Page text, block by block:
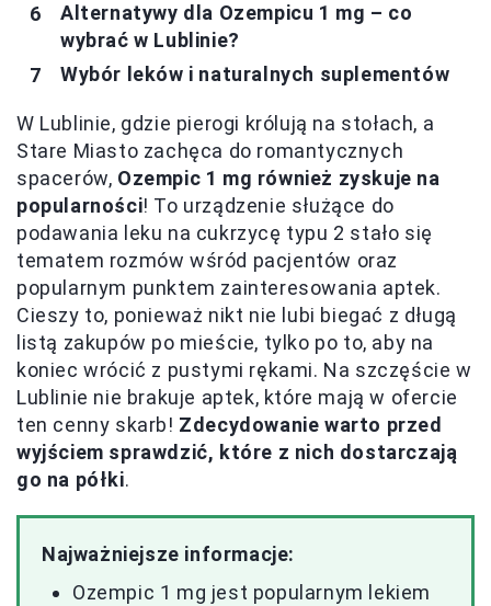
Alternatywy dla Ozempicu 1 mg – co
wybrać w Lublinie?
Wybór leków i naturalnych suplementów
W Lublinie, gdzie pierogi królują na stołach, a
Stare Miasto zachęca do romantycznych
spacerów, Ozempic 1 mg również zyskuje na
popularności! To urządzenie służące do
podawania leku na cukrzycę typu 2 stało się
tematem rozmów wśród pacjentów oraz
popularnym punktem zainteresowania aptek.
Cieszy to, ponieważ nikt nie lubi biegać z długą
listą zakupów po mieście, tylko po to, aby na
koniec wrócić z pustymi rękami. Na szczęście w
Lublinie nie brakuje aptek, które mają w ofercie
ten cenny skarb! Zdecydowanie warto przed
wyjściem sprawdzić, które z nich dostarczają
go na półki.
Najważniejsze informacje:
Ozempic 1 mg jest popularnym lekiem